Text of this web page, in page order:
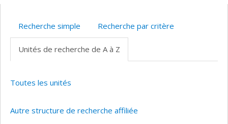
Recherche simple Recherche par critère
Unités de recherche de A à Z
Toutes les unités
Autre structure de recherche affiliée